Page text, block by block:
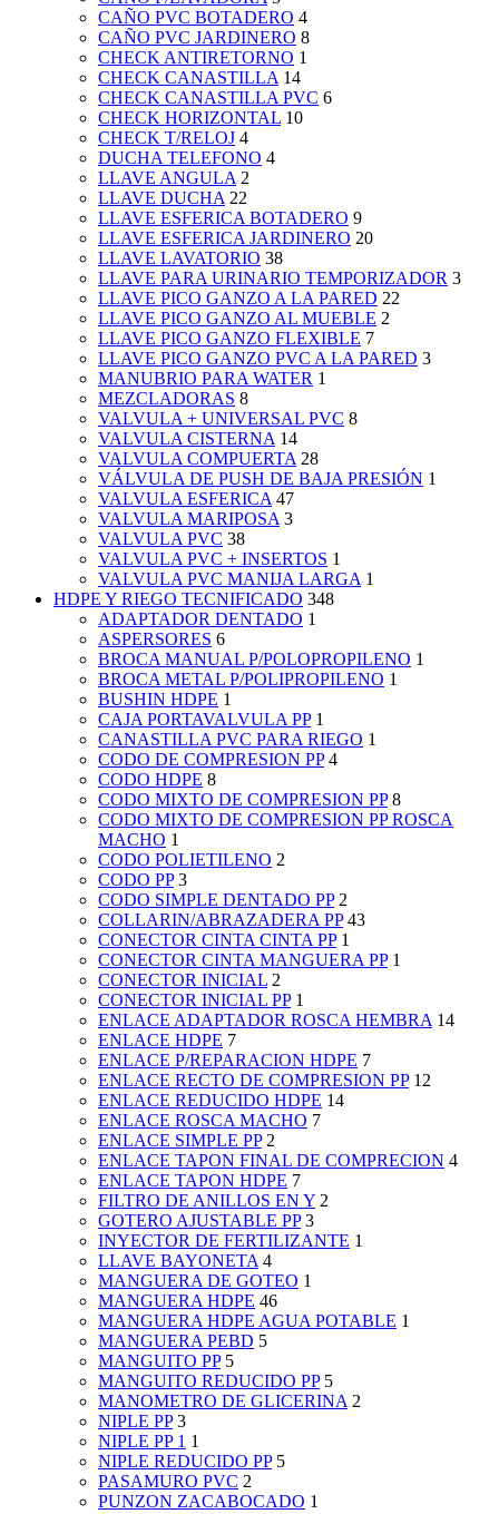
CAÑO PVC BOTADERO 4
CAÑO PVC JARDINERO 8
CHECK ANTIRETORNO 1
CHECK CANASTILLA 14
CHECK CANASTILLA PVC 6
CHECK HORIZONTAL 10
CHECK T/RELOJ 4
DUCHA TELEFONO 4
LLAVE ANGULA 2
LLAVE DUCHA 22
LLAVE ESFERICA BOTADERO 9
LLAVE ESFERICA JARDINERO 20
LLAVE LAVATORIO 38
LLAVE PARA URINARIO TEMPORIZADOR 3
LLAVE PICO GANZO A LA PARED 22
LLAVE PICO GANZO AL MUEBLE 2
LLAVE PICO GANZO FLEXIBLE 7
LLAVE PICO GANZO PVC A LA PARED 3
MANUBRIO PARA WATER 1
MEZCLADORAS 8
VALVULA + UNIVERSAL PVC 8
VALVULA CISTERNA 14
VALVULA COMPUERTA 28
VÁLVULA DE PUSH DE BAJA PRESIÓN 1
VALVULA ESFERICA 47
VALVULA MARIPOSA 3
VALVULA PVC 38
VALVULA PVC + INSERTOS 1
VALVULA PVC MANIJA LARGA 1
HDPE Y RIEGO TECNIFICADO 348
ADAPTADOR DENTADO 1
ASPERSORES 6
BROCA MANUAL P/POLOPROPILENO 1
BROCA METAL P/POLIPROPILENO 1
BUSHIN HDPE 1
CAJA PORTAVALVULA PP 1
CANASTILLA PVC PARA RIEGO 1
CODO DE COMPRESION PP 4
CODO HDPE 8
CODO MIXTO DE COMPRESION PP 8
CODO MIXTO DE COMPRESION PP ROSCA
MACHO 1
CODO POLIETILENO 2
CODO PP 3
CODO SIMPLE DENTADO PP 2
COLLARIN/ABRAZADERA PP 43
CONECTOR CINTA CINTA PP 1
CONECTOR CINTA MANGUERA PP 1
CONECTOR INICIAL 2
CONECTOR INICIAL PP 1
ENLACE ADAPTADOR ROSCA HEMBRA 14
ENLACE HDPE 7
ENLACE P/REPARACION HDPE 7
ENLACE RECTO DE COMPRESION PP 12
ENLACE REDUCIDO HDPE 14
ENLACE ROSCA MACHO 7
ENLACE SIMPLE PP 2
ENLACE TAPON FINAL DE COMPRECION 4
ENLACE TAPON HDPE 7
FILTRO DE ANILLOS EN Y 2
GOTERO AJUSTABLE PP 3
INYECTOR DE FERTILIZANTE 1
LLAVE BAYONETA 4
MANGUERA DE GOTEO 1
MANGUERA HDPE 46
MANGUERA HDPE AGUA POTABLE 1
MANGUERA PEBD 5
MANGUITO PP 5
MANGUITO REDUCIDO PP 5
MANOMETRO DE GLICERINA 2
NIPLE PP 3
NIPLE PP 1 1
NIPLE REDUCIDO PP 5
PASAMURO PVC 2
PUNZON ZACABOCADO 1